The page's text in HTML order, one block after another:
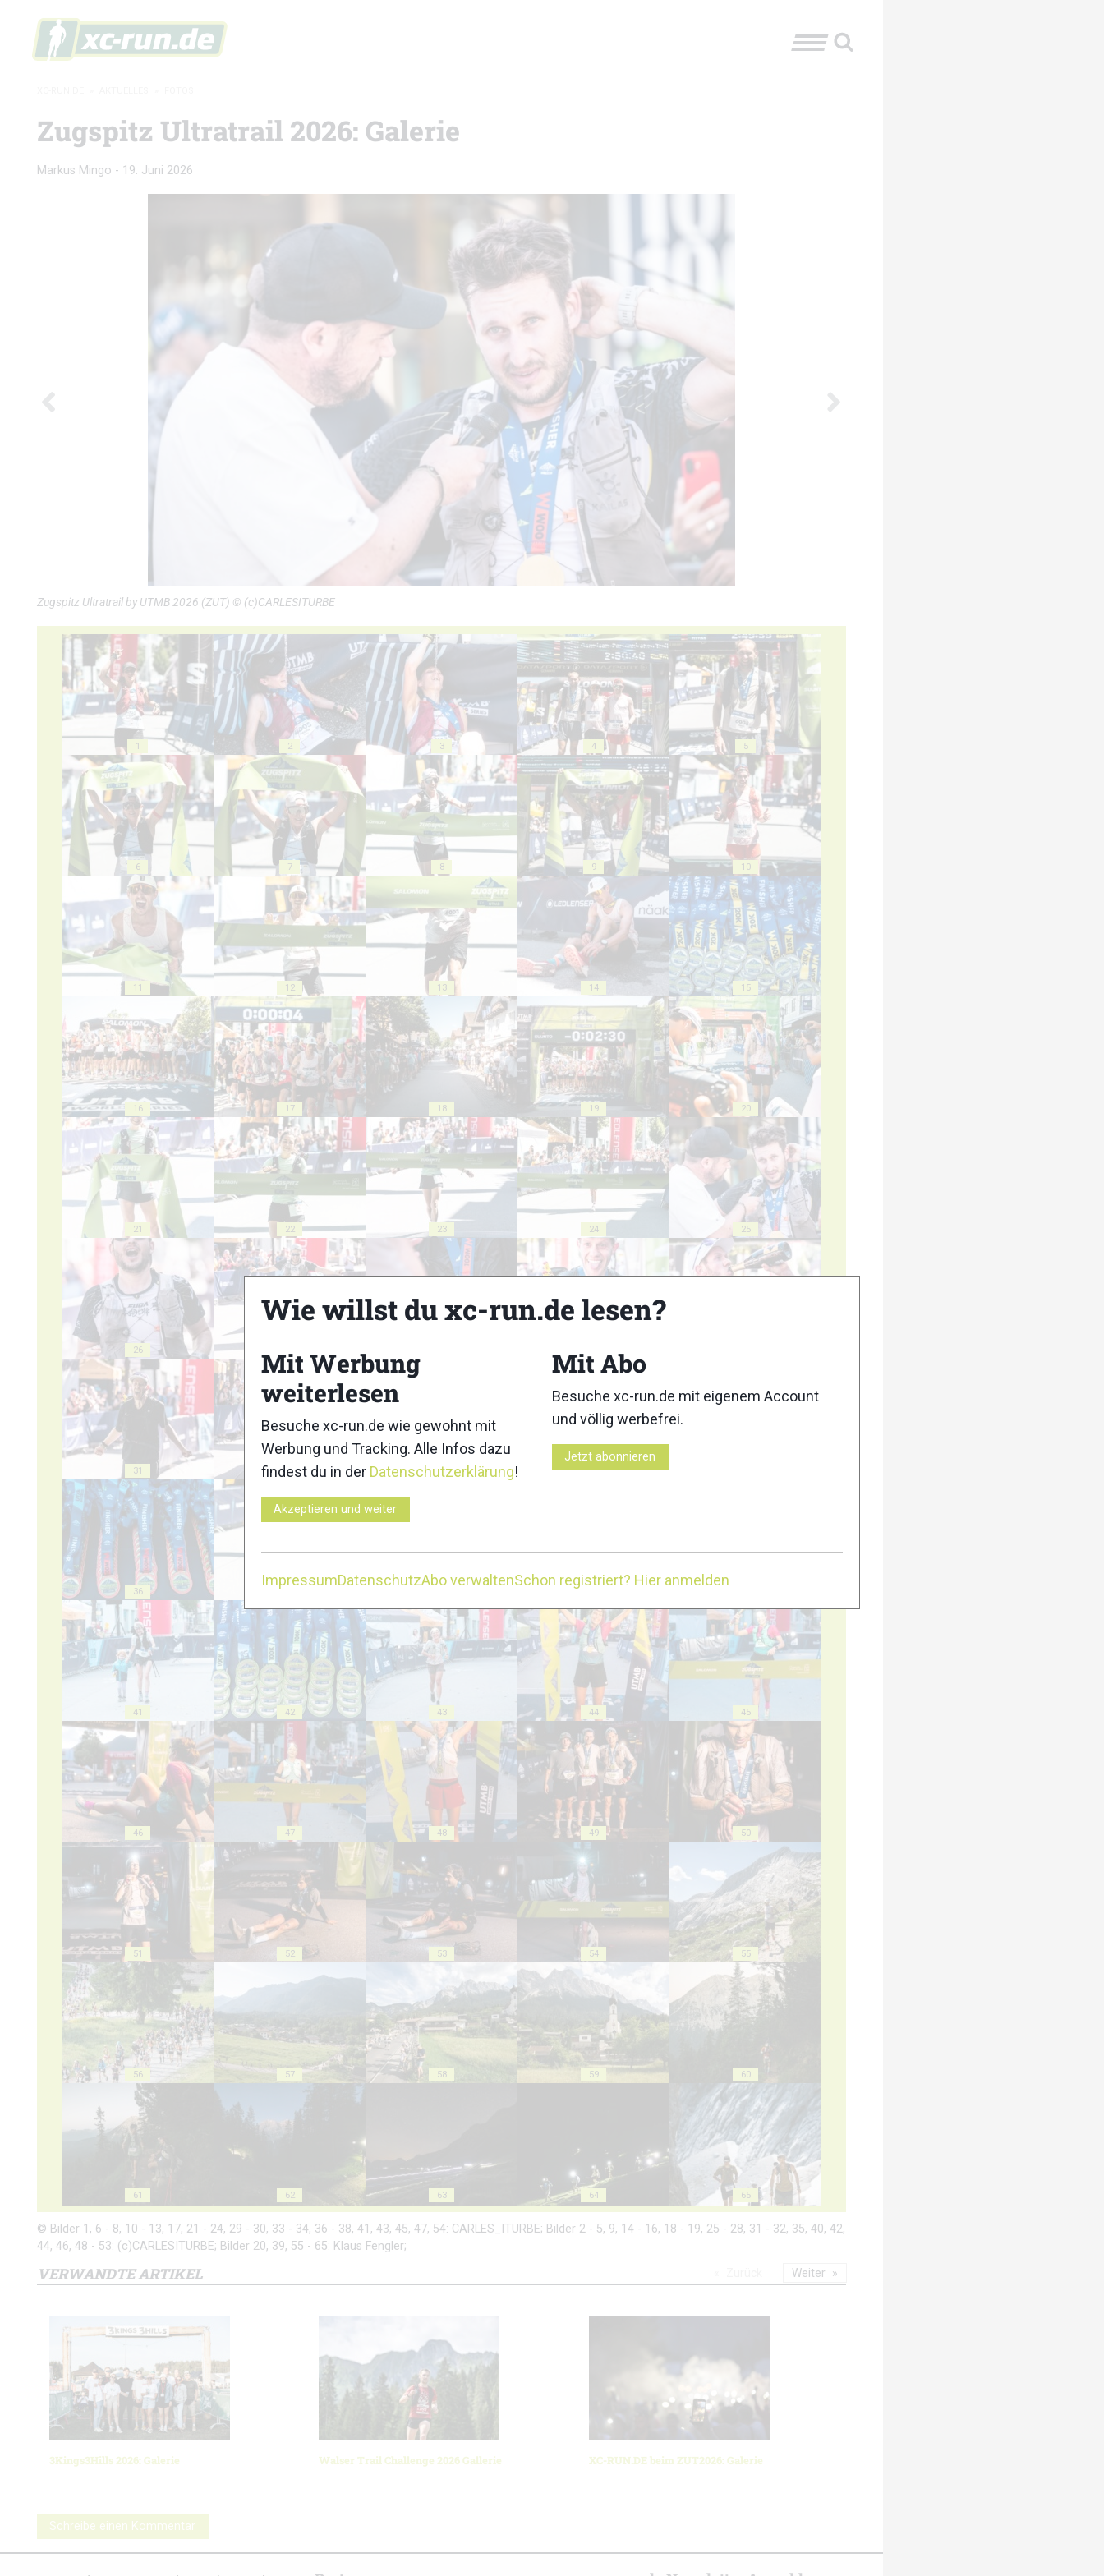
Zugspitz Ultratrail 2026: Galerie
Markus Mingo - 19. Juni 2026
Zugspitz Ultratrail by UTMB 2026 (ZUT) © (c)CARLESITURBE
1 2 3 4 5
6 7 8 9 10
11 12 13 14 15
16 17 18 19 20
21 22 23 24 25
26
31 32 33 34
36
41 42 43 44 45
46 47 48 49 50
51 52 53 54 55
56 57 58 59 60
61 62 63 64 65
© Bilder 1, 6 - 8, 10 - 13, 17, 21 - 24, 29 - 30, 33 - 34, 36 - 38, 41, 43, 45, 47, 54: CARLES_ITURBE; Bilder 2 - 5, 9, 14 - 16, 18 - 19, 25 - 28, 31 - 32, 35, 40, 42,
44, 46, 48 - 53: (c)CARLESITURBE; Bilder 20, 39, 55 - 65: Klaus Fengler;
VERWANDTE ARTIKEL
3Kings3Hills 2026: Galerie Walser Trail Challenge 2026 Gallerie XC-RUN.DE beim ZUT2026: Galerie
Weiter
Schreibe einen Kommentar
Wie willst du xc-run.de lesen?
Mit Werbung
weiterlesen
Besuche xc-run.de wie gewohnt mit
Werbung und Tracking. Alle Infos dazu
findest du in der Datenschutzerklärung!
Akzeptieren und weiter
Mit Abo
Besuche xc-run.de mit eigenem Account
und völlig werbefrei.
Jetzt abonnieren
ImpressumDatenschutzAbo verwaltenSchon registriert? Hier anmelden